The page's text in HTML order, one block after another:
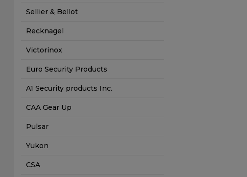
Sellier & Bellot
Recknagel
Victorinox
Euro Security Products
A1 Security products Inc.
CAA Gear Up
Pulsar
Yukon
CSA